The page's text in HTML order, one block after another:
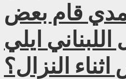
قام بعض
اللبناني ايلي
اثناء النزال؟